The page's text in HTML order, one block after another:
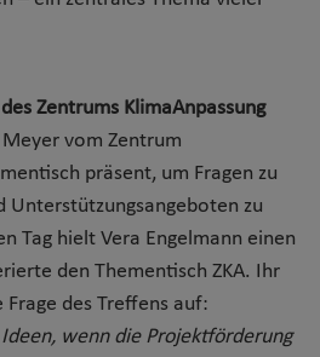
Zentrums KlimaAnpassung
vom Zentrum
präsent, um Fragen zu
Unterstützungsangeboten zu
Tag hielt Vera Engelmann einen
den Thementisch ZKA. Ihr
des Treffens auf:
wenn die Projektförderung